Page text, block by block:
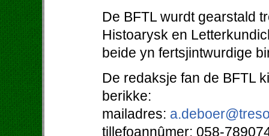
De BFTL wurdt gearstald
Histoarysk en
beide yn fertsjintwurdige
De redaksje fan de BFTL
berikke:
mailadres:
tillefoannûmer: 058-